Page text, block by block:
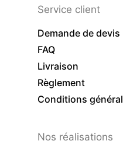
Service client
Demande de devis
FAQ
Livraison
Règlement
Conditions
Nos réalisations